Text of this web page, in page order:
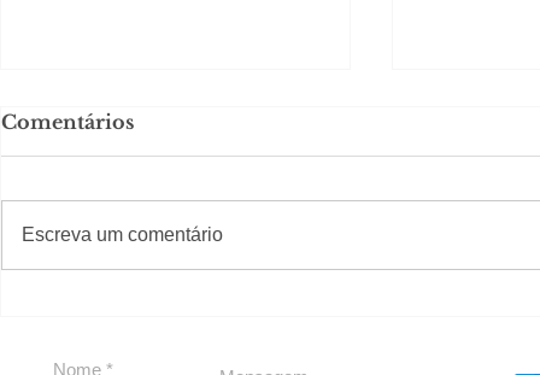
para São Paulo
Comentários
Escreva um comentário
#Sugestões